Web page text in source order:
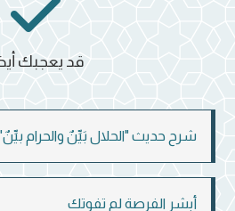
شرح حديث "الحلال بَيِّنٌ والحرام
أبشر الفرصة لم تفوتك
قد يعجبك